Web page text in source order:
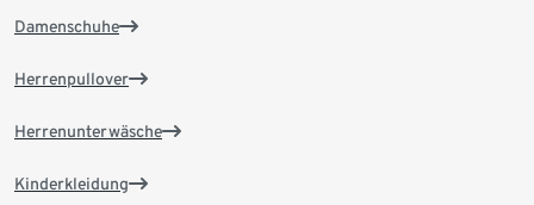
Damenschuhe
Herrenpullover
Herrenunterwäsche
Kinderkleidung